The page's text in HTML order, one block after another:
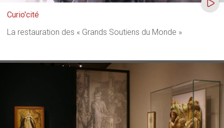
Curio'cité
La restauration des « Grands Soutiens du Monde »